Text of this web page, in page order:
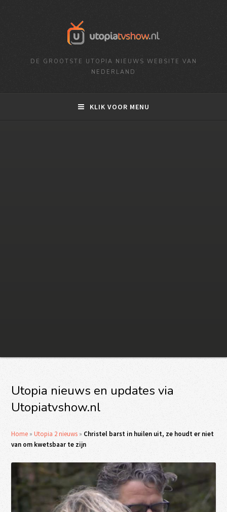
DE GROOTSTE UTOPIA NIEUWS WEBSITE VAN
NEDERLAND
KLIK VOOR MENU
Utopia nieuws en updates via
Utopiatvshow.nl
Home »Utopia 2 nieuws » Christel barst in huilen uit, ze houdt er niet
van om kwetsbaar te zijn